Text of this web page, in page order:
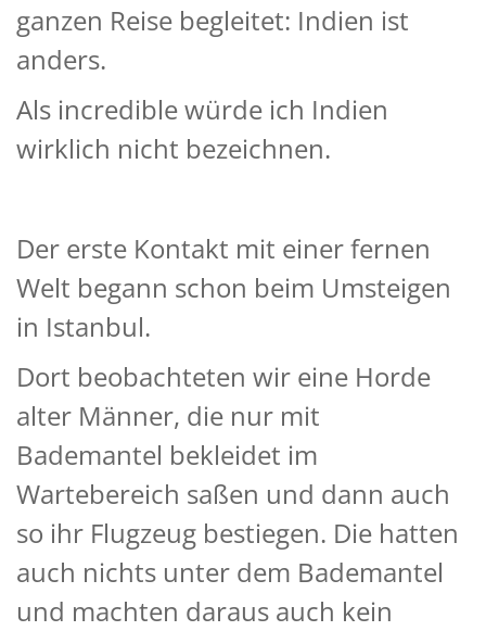
ganzen Reise begleitet: Indien ist
anders.
Als incredible würde ich Indien
wirklich nicht bezeichnen.
Der erste Kontakt mit einer fernen
Welt begann schon beim Umsteigen
in Istanbul.
Dort beobachteten wir eine Horde
alter Männer, die nur mit
Bademantel bekleidet im
Wartebereich saßen und dann auch
so ihr Flugzeug bestiegen. Die hatten
auch nichts unter dem Bademantel
und machten daraus auch kein